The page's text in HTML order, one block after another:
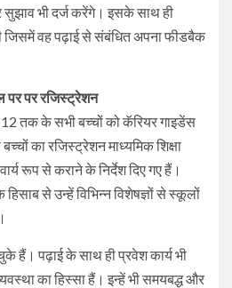
सुझाव भी दर्ज करेंगे। इसके साथ ही
जिसमें वह पढ़ाई से संबंधित अपना फीडबैक
पर पर रजिस्ट्रेशन
तक के सभी बच्चों को कॅरियर गाइडेंस
का रजिस्ट्रेशन माध्यमिक शिक्षा
रूप से कराने के निर्देश दिए गए हैं।
हिसाब से उन्हें विभिन्न विशेषज्ञों से स्कूलों
हैं। पढ़ाई के साथ ही प्रवेश कार्य भी
व्यवस्था का हिस्सा हैं। इन्हें भी समयबद्ध और